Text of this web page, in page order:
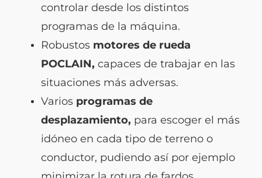
controlar desde los distintos
programas de la máquina.
Robustos motores de rueda
POCLAIN, capaces de trabajar en las
situaciones más adversas.
Varios programas de
desplazamiento, para escoger el más
idóneo en cada tipo de terreno o
conductor, pudiendo así por ejemplo